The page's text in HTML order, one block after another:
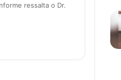
ressalta o Dr.